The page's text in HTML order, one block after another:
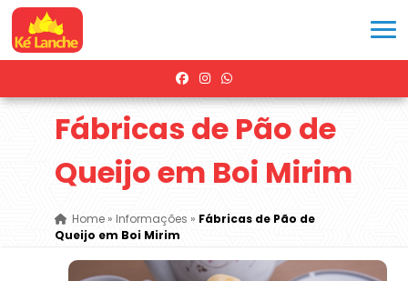
Fábricas de Pão de
Queijo em Boi Mirim
Home» Informações » Fábricas de Pão de
Queijo em Boi Mirim